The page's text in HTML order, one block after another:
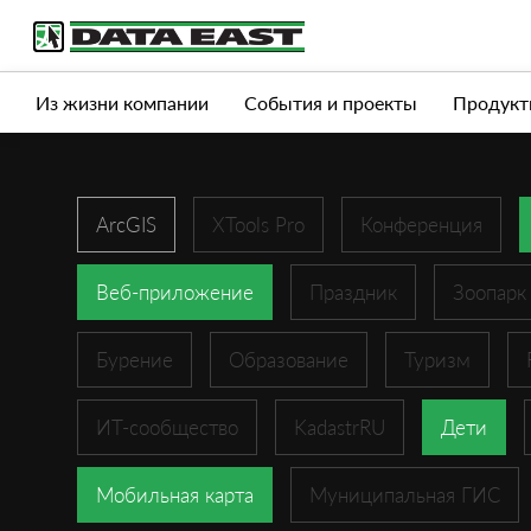
Услуги Продукты Истории успеха
Из жизни компании События и проекты
ArcGIS XTools Pro Конференция
Веб-приложение Праздник Зоопарк
Бурение Образование Туризм
ИТ-сообщество KadastrRU Дети
Мобильная карта Муниципальная ГИС